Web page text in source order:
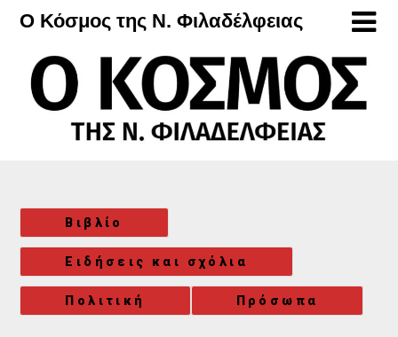
Μετάβαση
περιεχόμενο
Ο Κόσμος της Ν. Φιλαδέλφειας
Βιβλίο
Ειδήσεις και σχόλια
Πολιτική Πρόσωπα